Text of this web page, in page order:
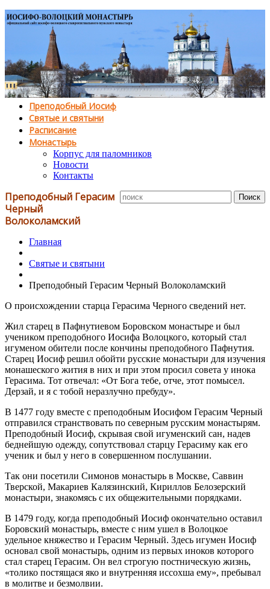
Преподобный Иосиф
Святые и святыни
Расписание
Монастырь
Корпус для паломников
Новости
Контакты
Преподобный Герасим
Черный
Волоколамский
Главная
Святые и святыни
Преподобный Герасим Черный Волоколамский
О происхождении старца Герасима Черного сведений нет.
Жил старец в Пафнутиевом Боровском монастыре и был
учеником преподобного Иосифа Волоцкого, который стал
игуменом обители после кончины преподобного Пафнутия.
Старец Иосиф решил обойти русские монастыри для изучения
монашеского жития в них и при этом просил совета у инока
Герасима. Тот отвечал: «От Бога тебе, отче, этот помысел.
Дерзай, и я с тобой неразлучно пребуду».
В 1477 году вместе с преподобным Иосифом Герасим Черный
отправился странствовать по северным русским монастырям.
Преподобный Иосиф, скрывая свой игуменский сан, надев
беднейшую одежду, сопутствовал старцу Герасиму как его
ученик и был у него в совершенном послушании.
Так они посетили Симонов монастырь в Москве, Саввин
Тверской, Макариев Калязинский, Кириллов Белозерский
монастыри, знакомясь с их общежительными порядками.
В 1479 году, когда преподобный Иосиф окончательно оставил
Боровский монастырь, вместе с ним ушел в Волоцкое
удельное княжество и Герасим Черный. Здесь игумен Иосиф
основал свой монастырь, одним из первых иноков которого
стал старец Герасим. Он вел строгую постническую жизнь,
«толико постящася яко и внутренняя иссохша ему», пребывал
в молитве и безмолвии.